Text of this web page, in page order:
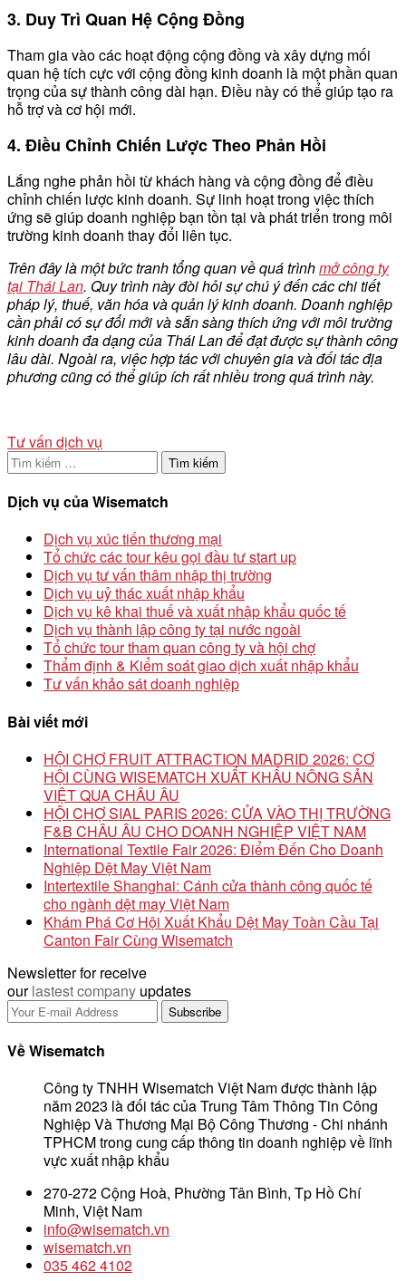
3. Duy Trì Quan Hệ Cộng Đồng
Tham gia vào các hoạt động cộng đồng và xây dựng mối
quan hệ tích cực với cộng đồng kinh doanh là một phần quan
trọng của sự thành công dài hạn. Điều này có thể giúp tạo ra
hỗ trợ và cơ hội mới.
4. Điều Chỉnh Chiến Lược Theo Phản Hồi
Lắng nghe phản hồi từ khách hàng và cộng đồng để điều
chỉnh chiến lược kinh doanh. Sự linh hoạt trong việc thích
ứng sẽ giúp doanh nghiệp bạn tồn tại và phát triển trong môi
trường kinh doanh thay đổi liên tục.
Trên đây là một bức tranh tổng quan về quá trìnhmở công ty
tại Thái Lan. Quy trình này đòi hỏi sự chú ý đến các chi tiết
pháp lý, thuế, văn hóa và quản lý kinh doanh. Doanh nghiệp
cần phải có sự đổi mới và sẵn sàng thích ứng với môi trường
kinh doanh đa dạng của Thái Lan để đạt được sự thành công
lâu dài. Ngoài ra, việc hợp tác với chuyên gia và đối tác địa
phương cũng có thể giúp ích rất nhiều trong quá trình này.
Tư vấn dịch vụ
Tìm
kiếm
cho:
Dịch vụ của Wisematch
Dịch vụ xúc tiến thương mại
Tổ chức các tour kêu gọi đầu tư start up
Dịch vụ tư vấn thâm nhập thị trường
Dịch vụ uỷ thác xuất nhập khẩu
Dịch vụ kê khai thuế và xuất nhập khẩu quốc tế
Dịch vụ thành lập công ty tại nước ngoài
Tổ chức tour tham quan công ty và hội chợ
Thẩm định & Kiểm soát giao dịch xuất nhập khẩu
Tư vấn khảo sát doanh nghiệp
Bài viết mới
HỘI CHỢ FRUIT ATTRACTION MADRID 2026: CƠ
HỘI CÙNG WISEMATCH XUẤT KHẨU NÔNG SẢN
VIỆT QUA CHÂU ÂU
HỘI CHỢ SIAL PARIS 2026: CỬA VÀO THỊ TRƯỜNG
F&B CHÂU ÂU CHO DOANH NGHIỆP VIỆT NAM
International Textile Fair 2026: Điểm Đến Cho Doanh
Nghiệp Dệt May Việt Nam
Intertextile Shanghai: Cánh cửa thành công quốc tế
cho ngành dệt may Việt Nam
Khám Phá Cơ Hội Xuất Khẩu Dệt May Toàn Cầu Tại
Canton Fair Cùng Wisematch
Newsletter for receive
ourlastest company updates
Về Wisematch
Công ty TNHH Wisematch Việt Nam được thành lập
năm 2023 là đối tác của Trung Tâm Thông Tin Công
Nghiệp Và Thương Mại Bộ Công Thương - Chi nhánh
TPHCM trong cung cấp thông tin doanh nghiệp về lĩnh
vực xuất nhập khẩu
270-272 Cộng Hoà, Phường Tân Bình, Tp Hồ Chí
Minh, Việt Nam
info@wisematch.vn
wisematch.vn
035 462 4102